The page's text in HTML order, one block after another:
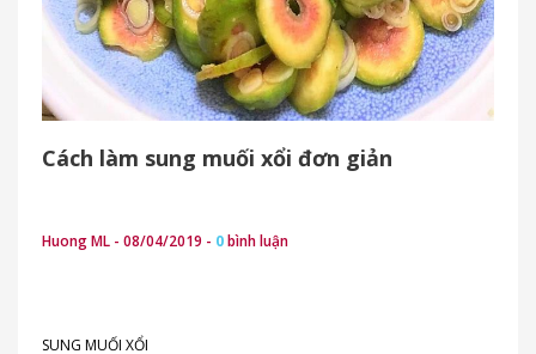
Cách làm sung muối xổi đơn giản
Huong ML - 08/04/2019 - 0bình luận
SUNG MUỐI XỔI